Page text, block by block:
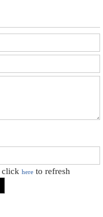
clickhere to refresh